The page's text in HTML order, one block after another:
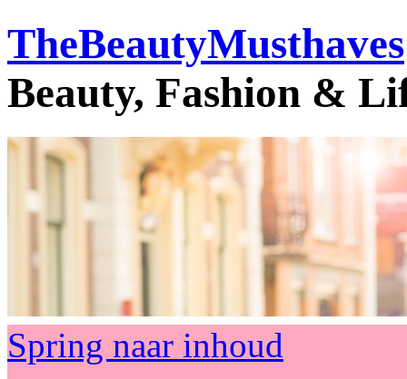
TheBeautyMusthaves
Beauty, Fashion &
Spring naar inhoud